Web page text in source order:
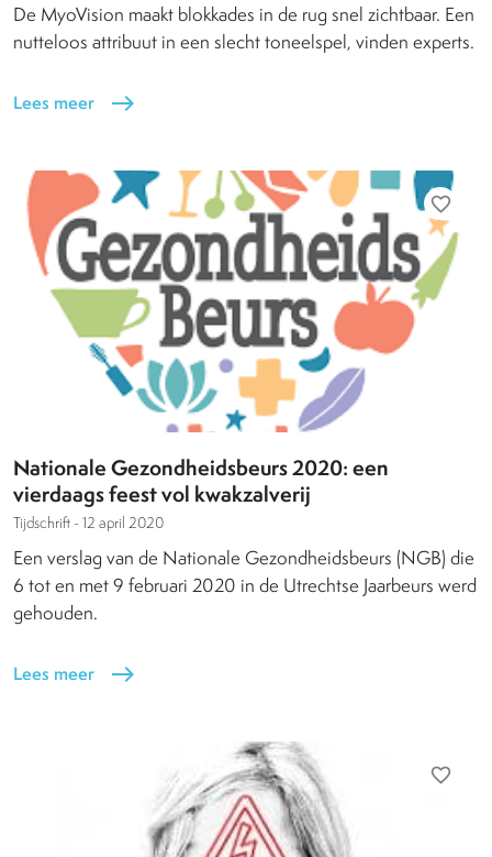
De MyoVision maakt blokkades in de rug snel zichtbaar. Een
nutteloos attribuut in een slecht toneelspel, vinden experts.
Lees meer east
favorite_border
Nationale Gezondheidsbeurs 2020: een
vierdaags feest vol kwakzalverij
Tijdschrift - 12 april 2020
Een verslag van de Nationale Gezondheidsbeurs (NGB) die
6 tot en met 9 februari 2020 in de Utrechtse Jaarbeurs werd
gehouden.
Lees meer east
favorite_border